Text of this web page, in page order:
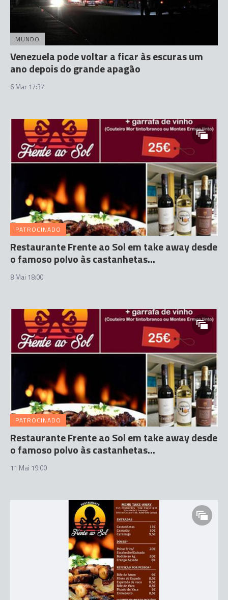
MUNDO
Venezuela pode voltar a ficar às escuras um
ano depois do grande apagão
6 Mar 17:37
PATROCINADO
Restaurante Frente ao Sol em take away desde
o famoso polvo às castanhetas...
8 Mai 18:00
PATROCINADO
Restaurante Frente ao Sol em take away desde
o famoso polvo às castanhetas...
11 Mai 19:00